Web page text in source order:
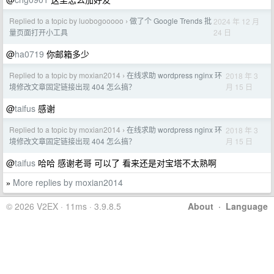
Replied to a topic by luobogooooo › 做了个 Google Trends 批
量页面打开小工具
2024 年 12 月
24 日
@ha0719 你邮箱多少
Replied to a topic by moxian2014 › 在线求助 wordpress nginx 环
境修改文章固定链接出现 404 怎么搞？
2018 年 3
月 15 日
@taifus 感谢
Replied to a topic by moxian2014 › 在线求助 wordpress nginx 环
境修改文章固定链接出现 404 怎么搞？
2018 年 3
月 15 日
@taifus 哈哈 感谢老哥 可以了 看来还是对宝塔不太熟啊
» More replies by moxian2014
About · Language
© 2026 V2EX · 11ms · 3.9.8.5